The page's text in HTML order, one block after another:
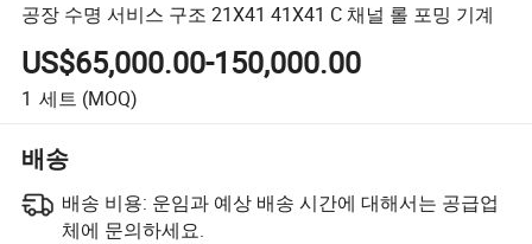
공장 수명 서비스 구조 21X41 41X41 C 채널 롤 포밍 기계
US$65,000.00-150,000.00
1 세트 (MOQ)
배송
배송 비용: 운임과 예상 배송 시간에 대해서는 공급업
체에 문의하세요.